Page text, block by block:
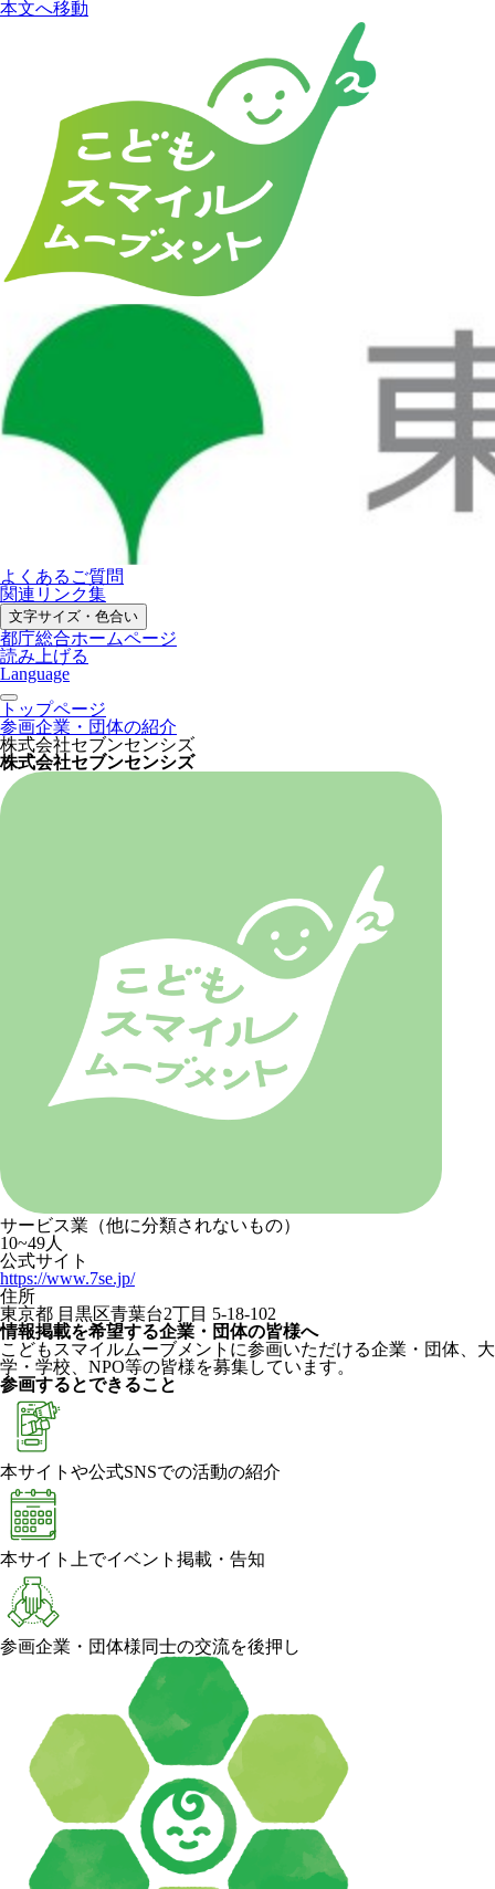
本文へ移動
よくあるご質問
関連リンク集
文字サイズ・色合い
都庁総合ホームページ
読み上げる
Language
トップページ
参画企業・団体の紹介
株式会社セブンセンシズ
株式会社セブンセンシズ
サービス業（他に分類されないもの）
10~49人
公式サイト
https://www.7se.jp/
住所
東京都 目黒区青葉台2丁目 5-18-102
情報掲載を希望する企業・団体の皆様へ
こどもスマイルムーブメントに参画いただける企業・団体、大
学・学校、NPO等の皆様を募集しています。
参画するとできること
本サイトや公式SNSでの活動の紹介
本サイト上でイベント掲載・告知
参画企業・団体様同士の交流を後押し